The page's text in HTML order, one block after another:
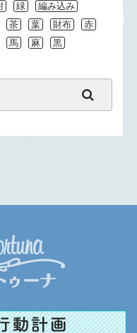
緑
編み込み
茶 葉 財布
赤
馬 麻 黒